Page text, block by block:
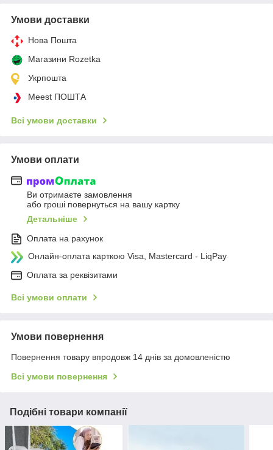
Умови доставки
Нова Пошта
Магазини Rozetka
Укрпошта
Meest ПОШТА
Всі умови доставки
Умови оплати
Ви отримаєте замовлення
або гроші повернуться на вашу картку
Детальніше
Оплата на рахунок
Онлайн-оплата карткою Visa, Mastercard - LiqPay
Оплата за реквізитами
Всі умови оплати
Умови повернення
Повернення товару впродовж 14 днів за домовленістю
Всі умови повернення
Подібні товари компанії